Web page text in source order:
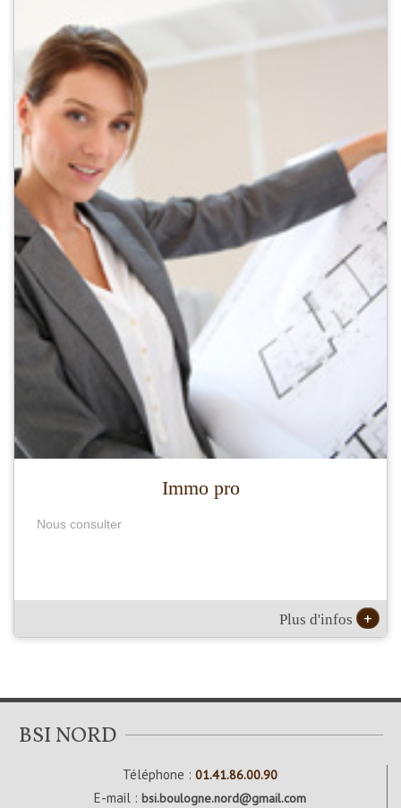
Immo pro
Nous consulter
Plus d'infos +
BSI NORD
Téléphone : 01.41.86.00.90
E-mail : bsi.boulogne.nord@gmail.com